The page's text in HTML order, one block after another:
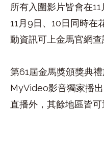
所有入圍影片皆會在11
11月9日、10日同時在
動資訊可上金馬官網查
第61屆金馬獎頒獎典
MyVideo影音獨家播出
直播外，其餘地區皆